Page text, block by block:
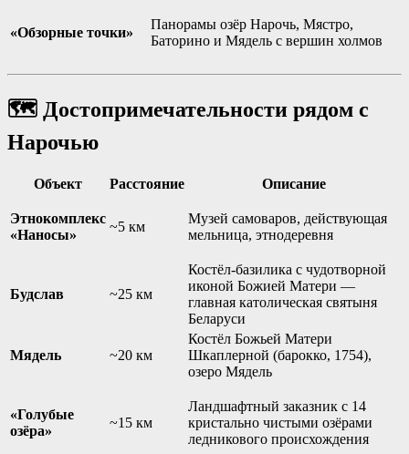
«Обзорные точки»
Панорамы озёр Нарочь, Мястро,
Баторино и Мядель с вершин холмов
🗺️ Достопримечательности рядом с
Нарочью
Объект Расстояние Описание
Этнокомплекс
«Наносы»
~5 км
Музей самоваров, действующая
мельница, этнодеревня
Будслав ~25 км
Костёл-базилика с чудотворной
иконой Божией Матери —
главная католическая святыня
Беларуси
Мядель ~20 км
Костёл Божьей Матери
Шкаплерной (барокко, 1754),
озеро Мядель
«Голубые
озёра»
~15 км
Ландшафтный заказник с 14
кристально чистыми озёрами
ледникового происхождения